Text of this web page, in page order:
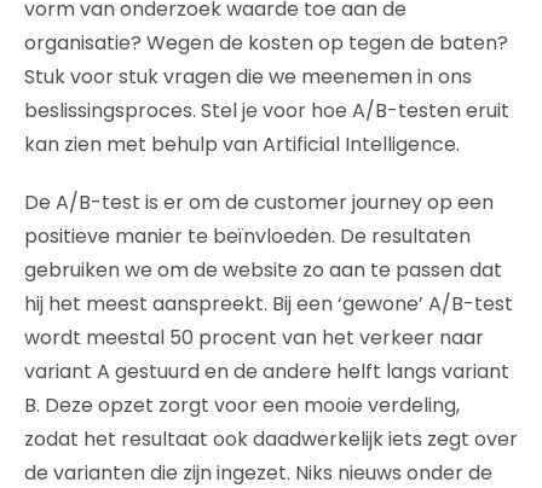
vorm van onderzoek waarde toe aan de
organisatie? Wegen de kosten op tegen de baten?
Stuk voor stuk vragen die we meenemen in ons
beslissingsproces. Stel je voor hoe A/B-testen eruit
kan zien met behulp van Artificial Intelligence.
De A/B-test is er om de customer journey op een
positieve manier te beïnvloeden. De resultaten
gebruiken we om de website zo aan te passen dat
hij het meest aanspreekt. Bij een ‘gewone’ A/B-test
wordt meestal 50 procent van het verkeer naar
variant A gestuurd en de andere helft langs variant
B. Deze opzet zorgt voor een mooie verdeling,
zodat het resultaat ook daadwerkelijk iets zegt over
de varianten die zijn ingezet. Niks nieuws onder de